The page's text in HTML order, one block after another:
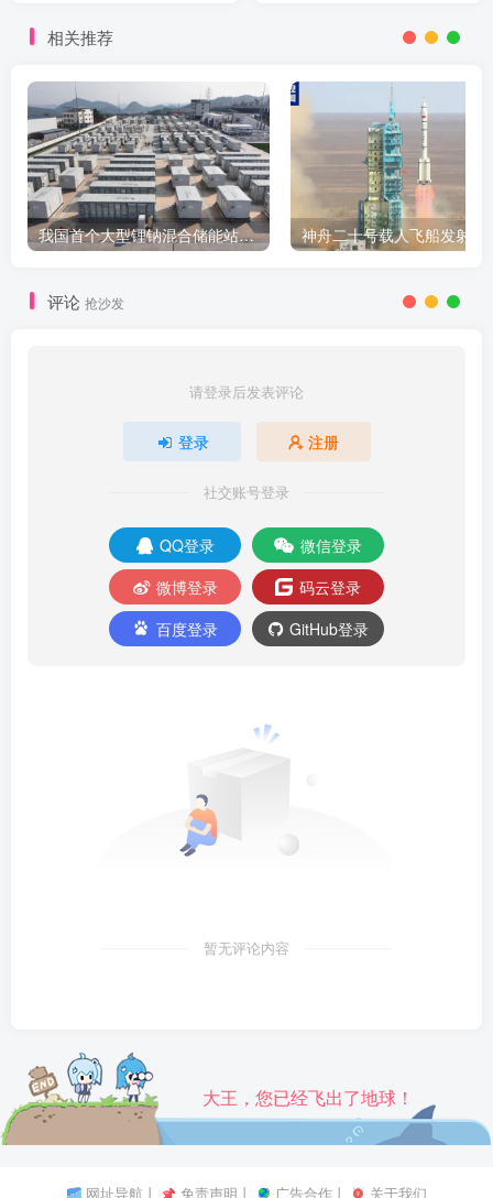
相关推荐
我国首个大型锂钠混合储能站投产，开启储能新时代
评论 抢沙发
请登录后发表评论
登录 注册
社交账号登录
QQ登录
微信登录
微博登录
码云登录
百度登录
GitHub登录
暂无评论内容
大王，您已经飞出了地球！
网址导航 丨 免责声明 丨 广告合作丨 关于我们